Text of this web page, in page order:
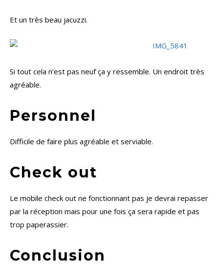
Et un très beau jacuzzi.
Si tout cela n’est pas neuf ça y ressemble. Un endroit très
agréable.
Personnel
Difficile de faire plus agréable et serviable.
Check out
Le mobile check out ne fonctionnant pas je devrai repasser
par la réception mais pour une fois ça sera rapide et pas
trop paperassier.
Conclusion